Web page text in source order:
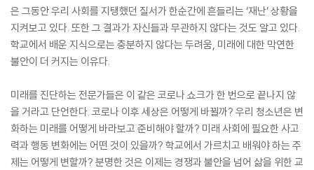
은 그동안 우리 사회를 지탱했던 질서가 한순간에 흔들리는 ‘재난’ 상황을
지켜보고 있다. 또한 그 결과가 자신들과 무관하지 않다는 것도 알고 있다.
학교에서 배운 지식으로는 충분하지 않다는 두려움, 미래에 대한 막연한
불안이 더 커지는 이유다.
미래를 진단하는 전문가들은 이 같은 코로나 쇼크가 한 번으로 끝나지 않
을 거라고 단언한다. 코로나 이후 세상은 어떻게 바뀔까? 우리 청소년은 변
화하는 미래를 어떻게 바라보고 준비해야 할까? 미래 사회에 필요한 사고
력과 행동 변화에는 어떤 것이 있을까? 학교에서 가르치고 배워야 하는 주
제는 어떻게 변할까? 분명한 것은 이제는 경쟁과 불안을 넘어 삶을 위한 교